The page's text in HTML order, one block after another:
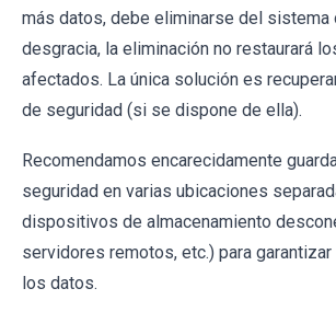
más datos, debe eliminarse del sistema
desgracia, la eliminación no restaurará
afectados. La única solución es
de seguridad (si se dispone de ella).
Recomendamos encarecidamente
seguridad en varias ubicaciones
dispositivos de almacenamiento
servidores remotos, etc.) para
los datos.